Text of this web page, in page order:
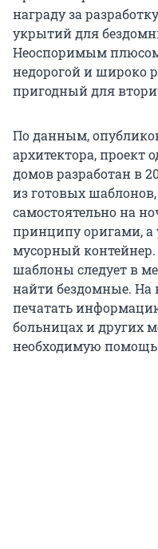
награду за
укрытий для
Неоспоримым
недорогой и широко
пригодный для
По данным,
архитектора, проект
домов разработан в
из готовых
самостоятельно на
принципу оригами, а
мусорный
шаблоны следует в
найти бездомные. На
печатать
больницах и других
необходимую